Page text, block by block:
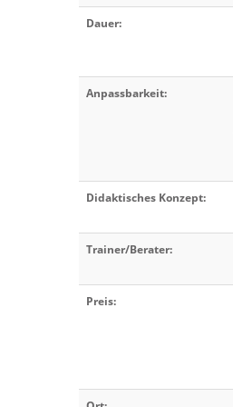
Dauer:
Anpassbarkeit:
Didaktisches Konzept:
Trainer/Berater:
Preis: